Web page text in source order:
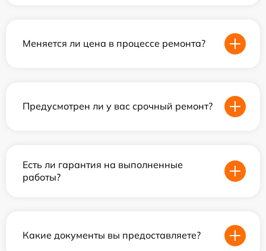
Меняется ли цена в процессе ремонта?
Предусмотрен ли у вас срочный ремонт?
Есть ли гарантия на выполненные
работы?
Какие документы вы предоставляете?